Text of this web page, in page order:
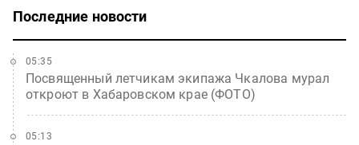
Последние новости
Посвященный летчикам экипажа Чкалова мурал
откроют в Хабаровском крае (ФОТО)
05:35
05:13